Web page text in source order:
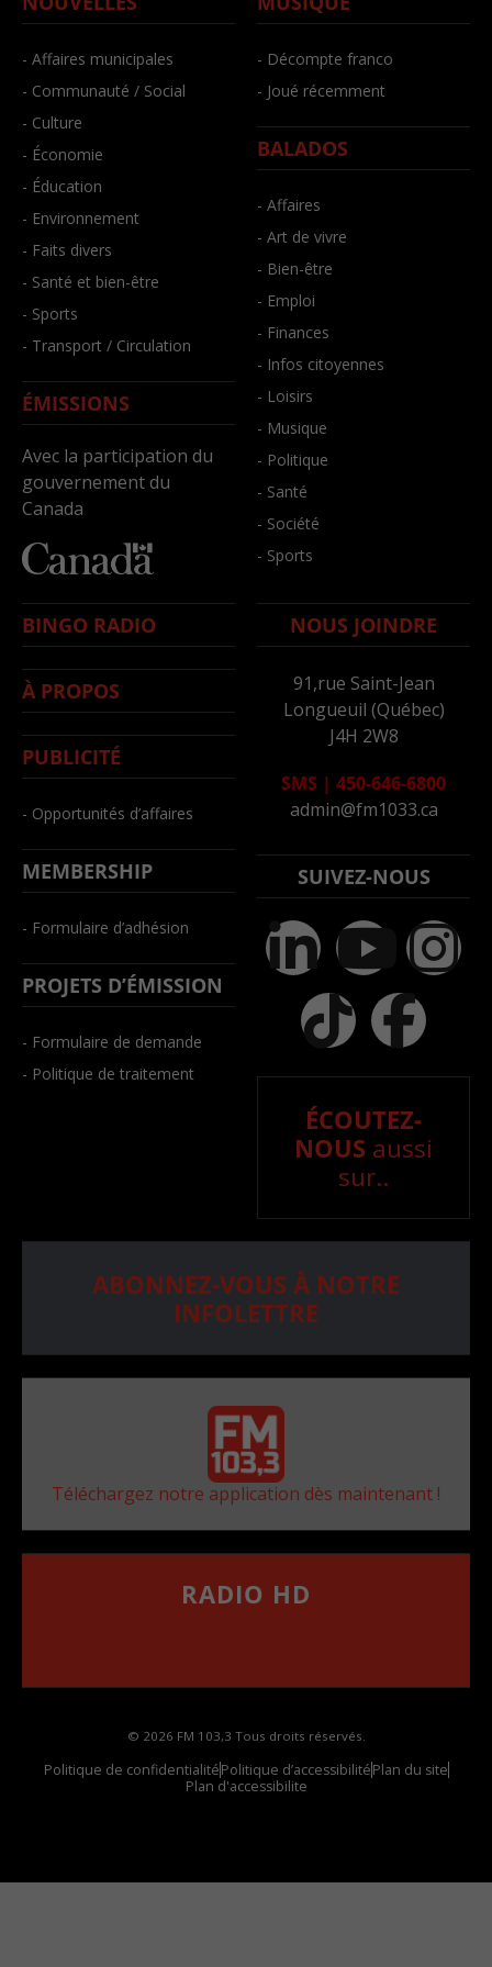
- Affaires municipales
- Communauté / Social
- Culture
- Économie
- Éducation
- Environnement
- Faits divers
- Santé et bien-être
- Sports
- Transport / Circulation
ÉMISSIONS
Avec la participation du
gouvernement du
Canada
- Décompte franco
- Joué récemment
BALADOS
- Affaires
- Art de vivre
- Bien-être
- Emploi
- Finances
- Infos citoyennes
- Loisirs
- Musique
- Politique
- Santé
- Société
- Sports
BINGO RADIO
À PROPOS
PUBLICITÉ
- Opportunités d’affaires
MEMBERSHIP
- Formulaire d’adhésion
PROJETS D’ÉMISSION
- Formulaire de demande
- Politique de traitement
NOUS JOINDRE
91,rue Saint-Jean
Longueuil (Québec)
J4H 2W8
SMS | 450-646-6800
admin@fm1033.ca
SUIVEZ-NOUS
ÉCOUTEZ-
NOUS aussi
sur..
ABONNEZ-VOUS À NOTRE
INFOLETTRE
Téléchargez notre application dès maintenant !
RADIO HD
© 2026 FM 103,3 Tous droits réservés.
Politique de confidentialitéPolitique d’accessibilitéPlan du site
Plan d'accessibilite